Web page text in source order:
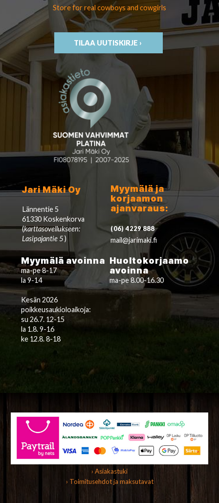
Store for real cowboys and cowgirls
TILAA UUTISKIRJE ›
Jari Mäki Oy
Lännentie 5
61330 Koskenkorva
(karttasovellukseen:
Lasipajantie 5)
Myymälä ja
korjaamon
ajanvaraus:
(06) 4229 888
mail@jarimaki.fi
Myymälä avoinna
ma-pe 8-17
la 9-14
Kesän 2026
poikkeusaukioloaikoja:
su 26.7. 12-15
la 1.8. 9-16
ke 12.8. 8-18
Huoltokorjaamo
avoinna
ma-pe 8.00-16.30
› Asiakastuki
› Toimitusehdot ja maksutavat